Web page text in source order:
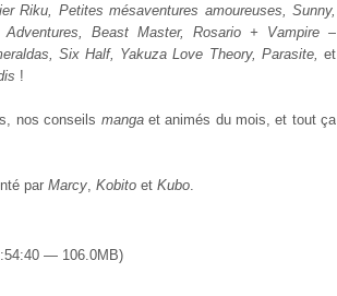
Riku, Petites mésaventures amoureuses, Sunny,
Adventures, Beast Master, Rosario + Vampire –
Six Half, Yakuza Love Theory, Parasite, et
!
nos conseils mangaet animés du mois, et tout ça
par Marcy, Kobito et Kubo.
— 106.0MB)